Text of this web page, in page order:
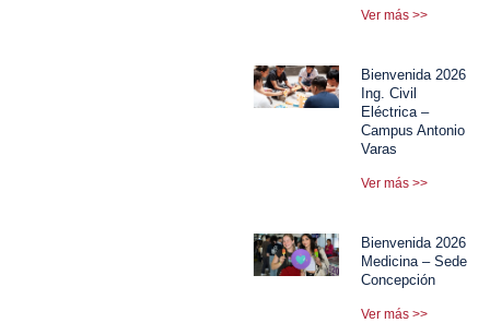
Ver más >>
Bienvenida 2026
Ing. Civil
Eléctrica –
Campus Antonio
Varas
Ver más >>
Bienvenida 2026
Medicina – Sede
Concepción
Ver más >>